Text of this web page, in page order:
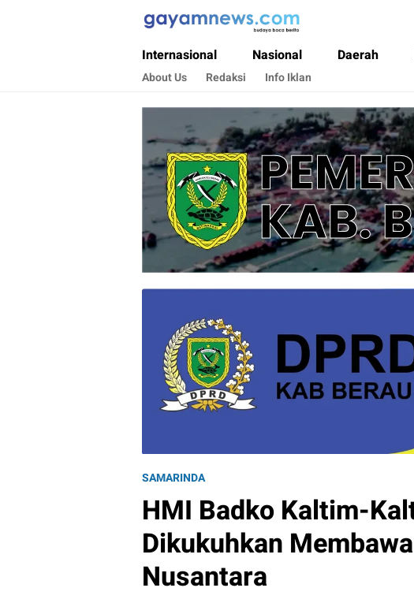
Gayamnews.com
Budaya Baca Berita
Internasional Nasional Daerah
About Us Redaksi Info Iklan
SAMARINDA
HMI Badko Kaltim-
Dikukuhkan
Nusantara